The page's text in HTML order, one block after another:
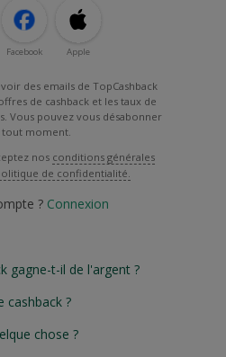
Facebook Apple
des emails de TopCashback
de cashback et les taux de
Vous pouvez vous désabonner
tout moment.
nos conditions générales
de confidentialité.
? Connexion
gagne-t-il de l'argent ?
cashback ?
chose ?